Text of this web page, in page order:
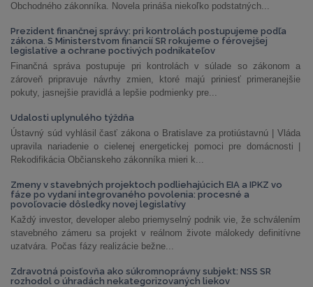
Obchodného zákonníka. Novela prináša niekoľko podstatných...
Prezident finančnej správy: pri kontrolách postupujeme podľa
zákona. S Ministerstvom financií SR rokujeme o férovejšej
legislatíve a ochrane poctivých podnikateľov
Finančná správa postupuje pri kontrolách v súlade so zákonom a
zároveň pripravuje návrhy zmien, ktoré majú priniesť primeranejšie
pokuty, jasnejšie pravidlá a lepšie podmienky pre...
Udalosti uplynulého týždňa
Ústavný súd vyhlásil časť zákona o Bratislave za protiústavnú | Vláda
upravila nariadenie o cielenej energetickej pomoci pre domácnosti |
Rekodifikácia Občianskeho zákonníka mieri k...
Zmeny v stavebných projektoch podliehajúcich EIA a IPKZ vo
fáze po vydaní integrovaného povolenia: procesné a
povoľovacie dôsledky novej legislatívy
Každý investor, developer alebo priemyselný podnik vie, že schválením
stavebného zámeru sa projekt v reálnom živote málokedy definitívne
uzatvára. Počas fázy realizácie bežne...
Zdravotná poisťovňa ako súkromnoprávny subjekt: NSS SR
rozhodol o úhradách nekategorizovaných liekov